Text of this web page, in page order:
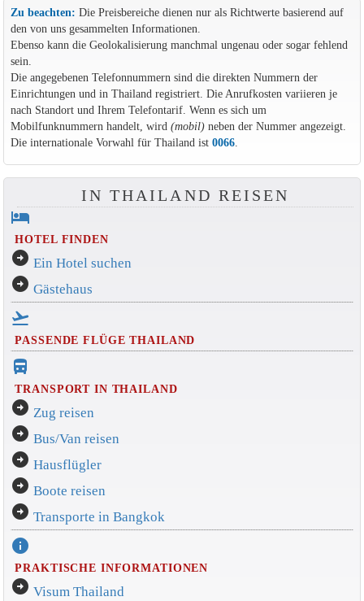
Zu beachten: Die Preisbereiche dienen nur als Richtwerte basierend auf
den von uns gesammelten Informationen.
Ebenso kann die Geolokalisierung manchmal ungenau oder sogar fehlend
sein.
Die angegebenen Telefonnummern sind die direkten Nummern der
Einrichtungen und in Thailand registriert. Die Anrufkosten variieren je
nach Standort und Ihrem Telefontarif. Wenn es sich um
Mobilfunknummern handelt, wird (mobil)neben der Nummer angezeigt.
Die internationale Vorwahl für Thailand ist 0066.
IN THAILAND REISEN
hotel
HOTEL FINDEN
arrow_circle_right Ein Hotel suchen
arrow_circle_right Gästehaus
flight_takeoff
PASSENDE FLÜGE THAILAND
directions_bus_filled
TRANSPORT IN THAILAND
arrow_circle_right Zug reisen
arrow_circle_right Bus/Van reisen
arrow_circle_right Hausflügler
arrow_circle_right Boote reisen
arrow_circle_right Transporte in Bangkok
info
PRAKTISCHE INFORMATIONEN
arrow_circle_right Visum Thailand